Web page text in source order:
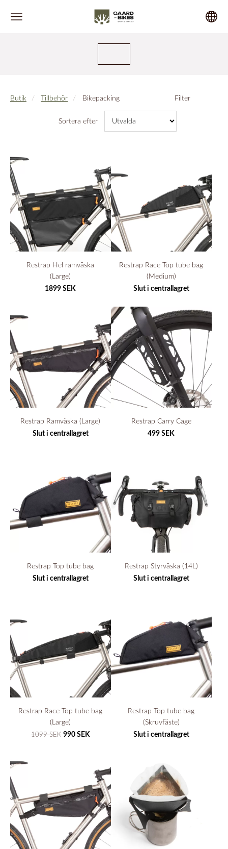
Butik Tillbehör Bikepacking Filter
Sortera efter
Restrap Hel ramväska
(Large)
1899 SEK
Restrap Race Top tube bag
(Medium)
Slut i centrallagret
Restrap Ramväska (Large)
Slut i centrallagret
Restrap Carry Cage
499 SEK
Restrap Top tube bag
Slut i centrallagret
Restrap Styrväska (14L)
Slut i centrallagret
Restrap Race Top tube bag
(Large)
1099 SEK 990 SEK
Restrap Top tube bag
(Skruvfäste)
Slut i centrallagret